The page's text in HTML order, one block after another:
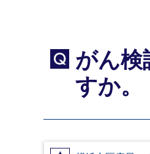
Q
がん検
すか。